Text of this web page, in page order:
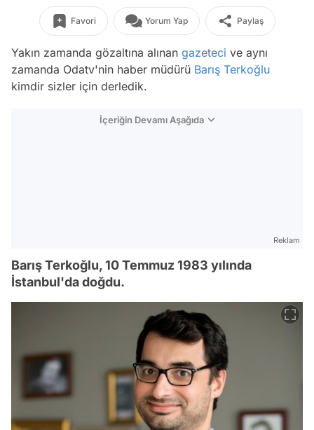
Favori Yorum Yap Paylaş
Yakın zamanda gözaltına alınan gazeteci ve aynı
zamanda Odatv'nin haber müdürü Barış Terkoğlu
kimdir sizler için derledik.
İçeriğin Devamı Aşağıda
Reklam
Barış Terkoğlu, 10 Temmuz 1983 yılında
İstanbul'da doğdu.